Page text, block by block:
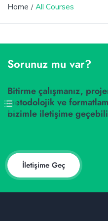
Home All Courses
Sorunuz mu var?
Bitirme çalışmanız,
metodolojik ve
bizimle iletişime
İletişime Geç